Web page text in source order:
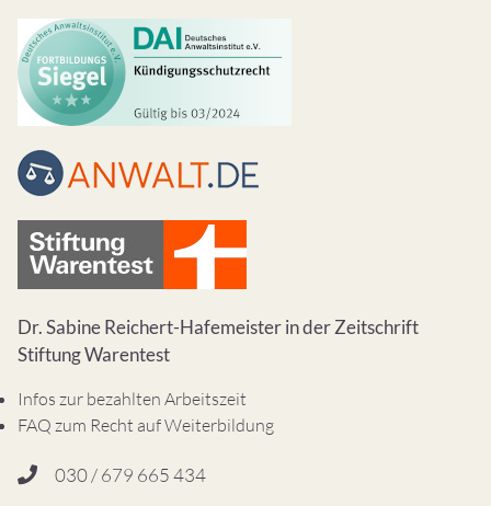
Dr. Sabine Reichert-Hafemeister in der Zeitschrift
Stiftung Warentest
Infos zur bezahlten Arbeitszeit
FAQ zum Recht auf Weiterbildung
030 / 679 665 434